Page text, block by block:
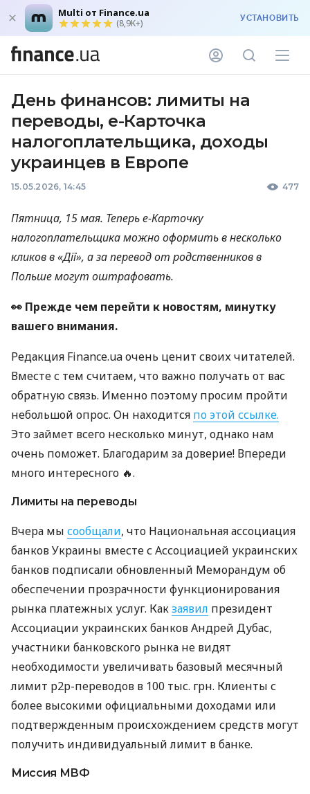
Multi от Finance.ua
(8,9K+) УСТАНОВИТЬ
День финансов: лимиты на
переводы, е-Карточка
налогоплательщика, доходы
украинцев в Европе
15.05.2026, 14:45 477
Пятница, 15 мая. Теперь е-Карточку
налогоплательщика можно оформить в несколько
кликов в «Дії», а за перевод от родственников в
Польше могут оштрафовать.
👀 Прежде чем перейти к новостям, минутку
вашего внимания.
Редакция Finance.ua очень ценит своих читателей.
Вместе с тем считаем, что важно получать от вас
обратную связь. Именно поэтому просим пройти
небольшой опрос. Он находится по этой ссылке.
Это займет всего несколько минут, однако нам
очень поможет. Благодарим за доверие! Впереди
много интересного 🔥.
Лимиты на переводы
Вчера мы сообщали, что Национальная ассоциация
банков Украины вместе с Ассоциацией украинских
банков подписали обновленный Меморандум об
обеспечении прозрачности функционирования
рынка платежных услуг. Какзаявил президент
Ассоциации украинских банков Андрей Дубас,
участники банковского рынка не видят
необходимости увеличивать базовый месячный
лимит p2p-переводов в 100 тыс. грн. Клиенты с
более высокими официальными доходами или
подтвержденным происхождением средств могут
получить индивидуальный лимит в банке.
Миссия МВФ